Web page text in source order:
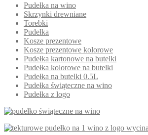
Pudełka na wino
Skrzynki drewniane
Torebki
Pudełka
Kosze prezentowe
Kosze prezentowe kolorowe
Pudełka kartonowe na butelki
Pudełka kolorowe na butelki
Pudełka na butelki 0.5L
Pudełka świąteczne na wino
Pudełka z logo